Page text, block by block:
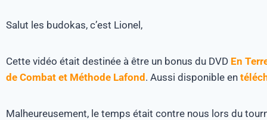
Salut les budokas, c’est Lionel,
Cette vidéo était destinée à être un bonus du DVD En
de Combat et Méthode Lafond. Aussi disponible en
Malheureusement, le temps était contre nous lors du